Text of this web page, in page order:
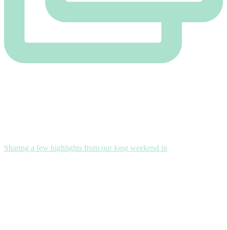
Sharing a few highlights from our long weekend in